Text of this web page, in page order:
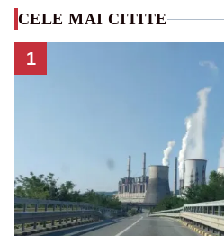
CELE MAI CITITE
1